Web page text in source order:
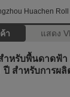
Huachen
า แสดง
ำหรับพื้นดาดฟ้
ปี สำหรับการผ